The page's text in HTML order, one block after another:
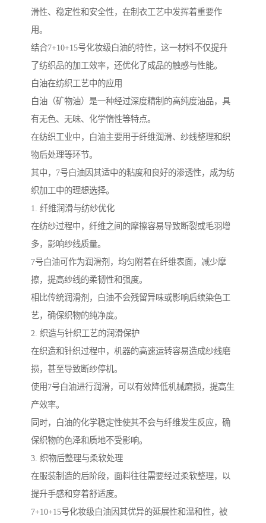
滑性、稳定性和安全性，在制衣工艺中发挥着重要作
用。
结合7+10+15号化妆级白油的特性，这一材料不仅提升
了纺织品的加工效率，还优化了成品的触感与性能。
白油在纺织工艺中的应用
白油（矿物油）是一种经过深度精制的高纯度油品，具
有无色、无味、化学惰性等特点。
在纺织工业中，白油主要用于纤维润滑、纱线整理和织
物后处理等环节。
其中，7号白油因其适中的粘度和良好的渗透性，成为纺
织加工中的理想选择。
1. 纤维润滑与纺纱优化
在纺纱过程中，纤维之间的摩擦容易导致断裂或毛羽增
多，影响纱线质量。
7号白油可作为润滑剂，均匀附着在纤维表面，减少摩
擦，提高纱线的柔韧性和强度。
相比传统润滑剂，白油不会残留异味或影响后续染色工
艺，确保织物的纯净度。
2. 织造与针织工艺的润滑保护
在织造和针织过程中，机器的高速运转容易造成纱线磨
损，甚至导致断纱停机。
使用7号白油进行润滑，可以有效降低机械磨损，提高生
产效率。
同时，白油的化学稳定性使其不会与纤维发生反应，确
保织物的色泽和质地不受影响。
3. 织物后整理与柔软处理
在服装制造的后阶段，面料往往需要经过柔软整理，以
提升手感和穿着舒适度。
7+10+15号化妆级白油因其优异的延展性和温和性，被